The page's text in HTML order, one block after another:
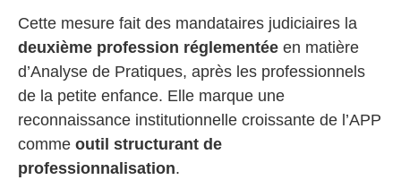
Cette mesure fait des mandataires judiciaires la
deuxième profession réglementée en matière
d’Analyse de Pratiques, après les professionnels
de la petite enfance. Elle marque une
reconnaissance institutionnelle croissante de l’APP
comme outil structurant de
professionnalisation.